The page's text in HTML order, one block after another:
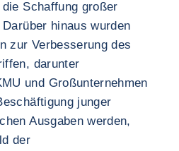
Schaffung großer
hinaus wurden
zur Verbesserung des
darunter
und Großunternehmen
junger
Ausgaben werden,
der